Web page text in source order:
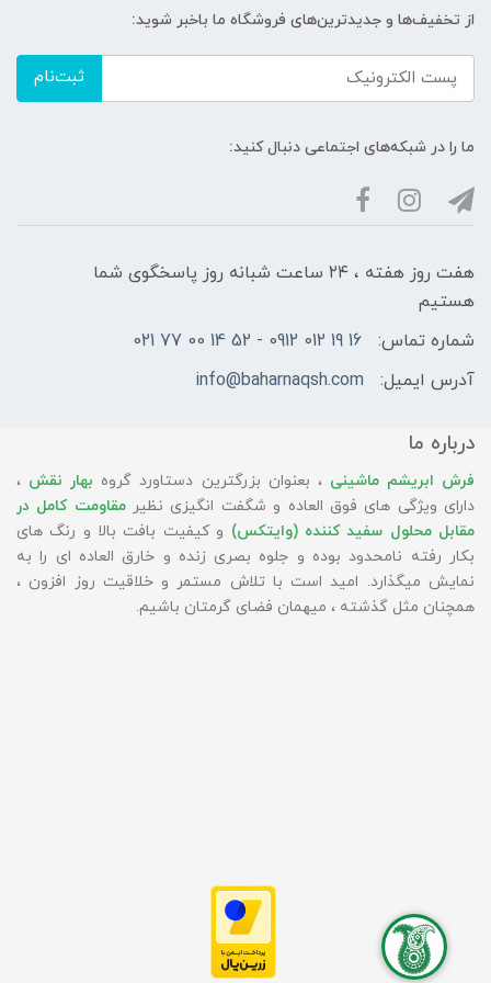
از تخفیف‌ها و جدیدترین‌های فروشگاه ما باخبر شوید:
ثبت‌نام
ما را در شبکه‌های اجتماعی دنبال کنید:
هفت روز هفته ، ۲۴ ساعت شبانه‌ روز پاسخگوی شما
هستیم
شماره تماس:
16 19 012 0912 - 52 14 00 77 021
آدرس ایمیل:
info@baharnaqsh.com
درباره ما
فرش ابریشم ماشینی ، بعنوان بزرگترین دستاورد گروه بهار نقش ،
دارای ویژگی های فوق العاده و شگفت انگیزی نظیرمقاومت کامل در
مقابل محلول سفید کننده (وایتکس) و کیفیت بافت بالا و رنگ های
بکار رفته نامحدود بوده و جلوه بصری زنده و خارق العاده ای را به
نمایش میگذارد. امید است با تلاش مستمر و خلاقیت روز افزون ،
همچنان مثل گذشته ، میهمان فضای گرمتان باشیم.